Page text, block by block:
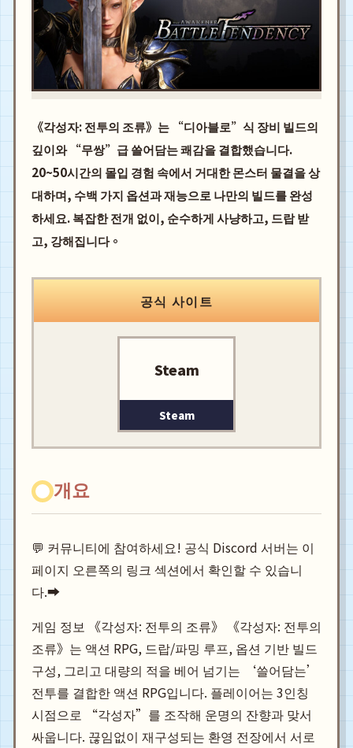
《각성자: 전투의 조류》는 “디아블로”식 장비 빌드의
깊이와 “무쌍”급 쓸어담는 쾌감을 결합했습니다.
20~50시간의 몰입 경험 속에서 거대한 몬스터 물결을 상
대하며, 수백 가지 옵션과 재능으로 나만의 빌드를 완성
하세요. 복잡한 전개 없이, 순수하게 사냥하고, 드랍 받
고, 강해집니다。
공식 사이트
Steam
Steam
개요
💬 커뮤니티에 참여하세요! 공식 Discord 서버는 이
페이지 오른쪽의 링크 섹션에서 확인할 수 있습니
다.➡️
게임 정보 《각성자: 전투의 조류》 《각성자: 전투의
조류》는 액션 RPG, 드랍/파밍 루프, 옵션 기반 빌드
구성, 그리고 대량의 적을 베어 넘기는 ‘쓸어담는’
전투를 결합한 액션 RPG입니다. 플레이어는 3인칭
시점으로 “각성자”를 조작해 운명의 잔향과 맞서
싸웁니다. 끊임없이 재구성되는 환영 전장에서 서로